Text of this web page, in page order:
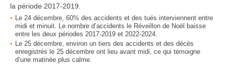
la période 2017-2019.
Le 24 décembre, 60% des accidents et des tués interviennent entre
midi et minuit. Le nombre d’accidents le Réveillon de Noël baisse
entre les deux périodes 2017-2019 et 2022-2024.
Le 25 décembre, environ un tiers des accidents et des décès
enregistrés le 25 décembre ont lieu avant midi, ce qui témoigne
d’une matinée plus calme.